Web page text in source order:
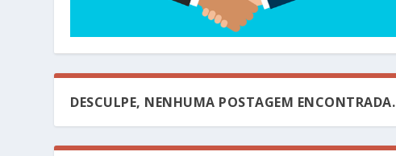
DESCULPE, NENHUMA POSTAGEM ENCONTRADA.